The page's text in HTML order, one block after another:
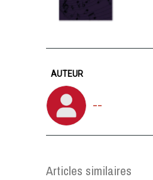
AUTEUR
--
Articles similaires